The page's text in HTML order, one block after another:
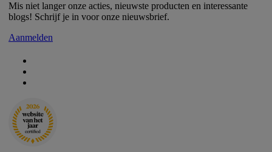
Mis niet langer onze acties, nieuwste producten en interessante
blogs! Schrijf je in voor onze nieuwsbrief.
Aanmelden